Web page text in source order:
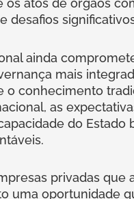
atos de órgãos
desafios
ainda
mais
o conhecimento
as
do
privadas
uma oportunidade